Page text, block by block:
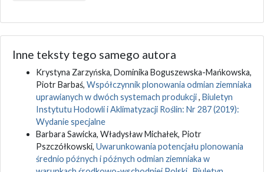
Inne teksty tego samego autora
Krystyna Zarzyńska, Dominika Boguszewska-Mańkowska,
Piotr Barbaś, Współczynnik plonowania odmian ziemniaka
uprawianych w dwóch systemach produkcji, Biuletyn
Instytutu Hodowli i Aklimatyzacji Roślin: Nr 287 (2019):
Wydanie specjalne
Barbara Sawicka, Władysław Michałek, Piotr
Pszczółkowski, Uwarunkowania potencjału plonowania
średnio późnych i późnych odmian ziemniaka w